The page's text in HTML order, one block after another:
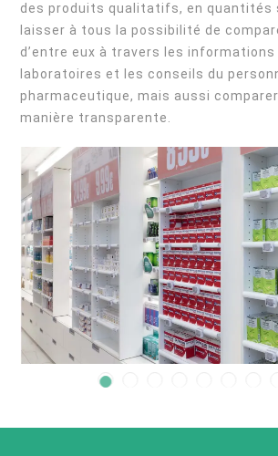
des produits qualitatifs, en
laisser à tous la possibilité de
d’entre eux à travers les
laboratoires et les conseils du
pharmaceutique, mais aussi
manière transparente.